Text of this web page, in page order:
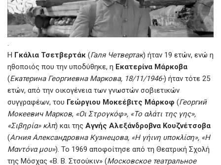
.
Η Γκάλια Τσετβερτάκ (Галя Четвертак) ήταν 19 ετών, ενώ η
ηθοποιός που την υποδύθηκε, η Εκατερίνα Μάρκοβα
(Екатерина Георгиевна Маркова, 18/11/1946-) ήταν τότε 25
ετών, από την οικογένεια των γνωστών σοβιετικών
συγγραφέων, του Γεώργιου Μοκεέβιτς Μάρκοφ (Георгий
Мокеевич Марков, «Οι Στρογκόφ», «Το αλάτι της γης»,
«Σιβηρία» κλπ) και της Αγνής Αλεξάνδροβνα Κουζνέτσοβα
(Агния Александровна Кузнецова, «Η γήινη υποκλίση», «Η
Μαντόνα μου»). Το 1969 αποφοίτησε από τη Θεατρική Σχολή
της Μόσχας «Β. Β. Στσούκιν» (Московское театральное